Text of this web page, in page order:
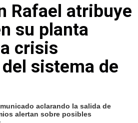
Rafael atribuye
su planta
crisis
sistema de
aclarando la salida de
alertan sobre posibles